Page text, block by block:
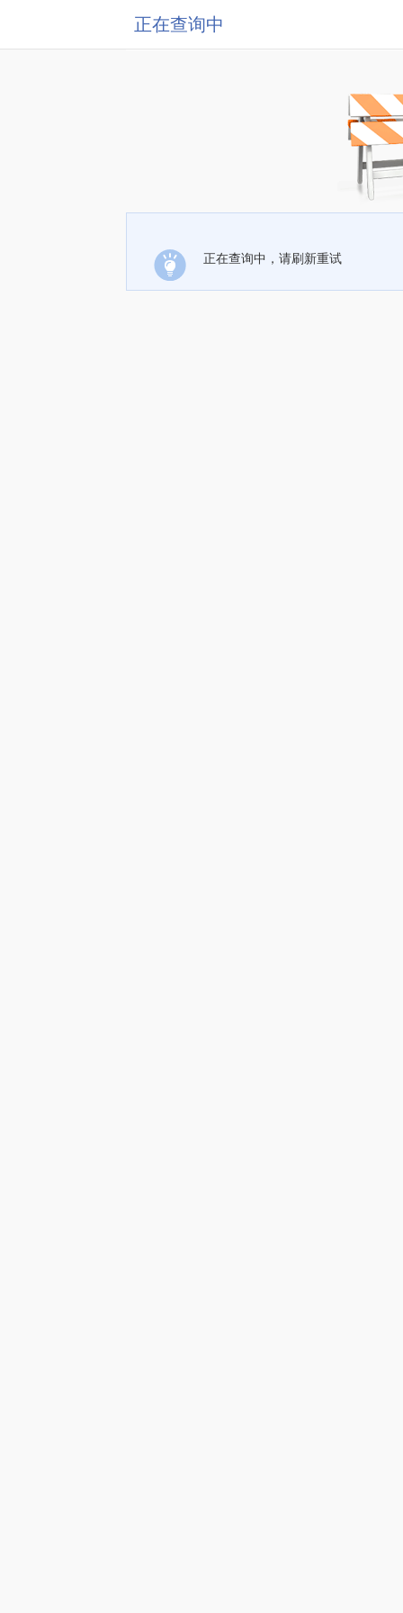
正在查询中
正在查询中，请刷新重试